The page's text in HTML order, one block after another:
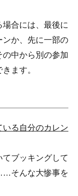
合には、最後に
ンか、先に一部の
中から別の参加
ます。
いる自分のカレン
ブッキングして
そんな大惨事を